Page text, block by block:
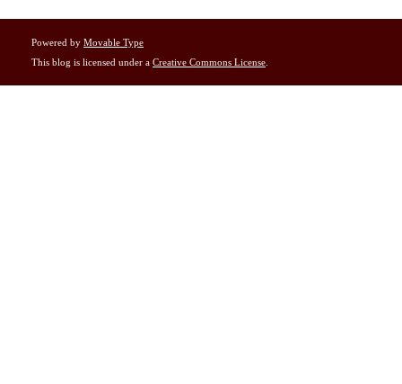
Powered by Movable Type
This blog is licensed under a Creative Commons License